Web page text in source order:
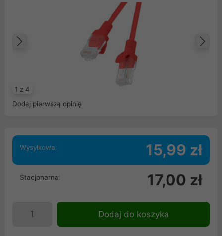
1 z 4
Poprzedni
Dodaj pierwszą opinię
Wysyłkowa: 15,99 zł
Stacjonarna: 17,00 zł
Dodaj do koszyka